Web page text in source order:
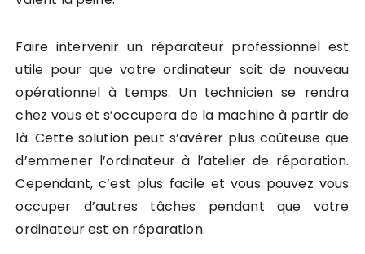
Faire intervenir un réparateur professionnel est
utile pour que votre ordinateur soit de nouveau
opérationnel à temps. Un technicien se rendra
chez vous et s’occupera de la machine à partir de
là. Cette solution peut s’avérer plus coûteuse que
d’emmener l’ordinateur à l’atelier de réparation.
Cependant, c’est plus facile et vous pouvez vous
occuper d’autres tâches pendant que votre
ordinateur est en réparation.